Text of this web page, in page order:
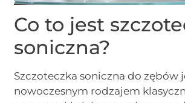
Co to jest
soniczna?
Szczoteczka soniczna do zębów
nowoczesnym rodzajem